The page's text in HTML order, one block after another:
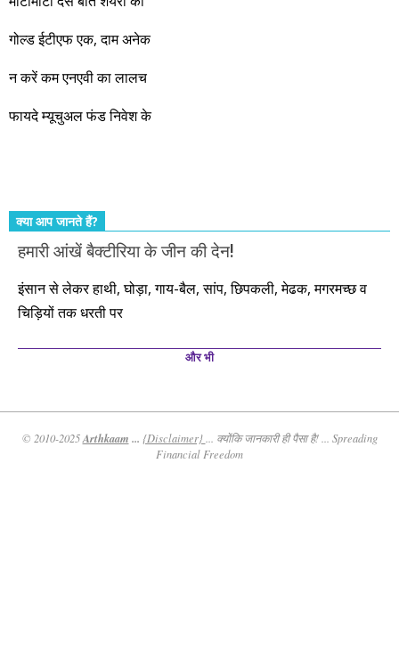
आएंगे। दूसरे आपको बस उल्लू बनाएंगे। केवल हम ही हैं जो पूरी ईमानदारी
और सत्यनिष्ठा से आपके लिए निवेश के हर रविवार को शानदार मौके लेकर
कर्महीन नर पावत नाहीं। आपके हिस्से का कुछ कर्म हम कर दे रहे हैं। बाकी
गोल्ड ईटीएफ एक, दाम अनेक
न करें कम एनएवी का लालच
फायदे म्यूचुअल फंड निवेश के
क्या आप जानते हैं?
हमारी आंखें बैक्टीरिया के जीन की देन!
इंसान से लेकर हाथी, घोड़ा, गाय-बैल, सांप, छिपकली, मेढक, मगरमच्छ व
चिड़ियों तक धरती पर
और भी
© 2010-2025Arthkaam ... {Disclaimer}... क्योंकि जानकारी ही पैसा है! ... Spreading
Financial Freedom